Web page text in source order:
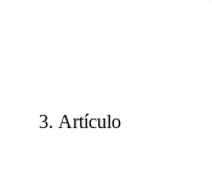
Artículo